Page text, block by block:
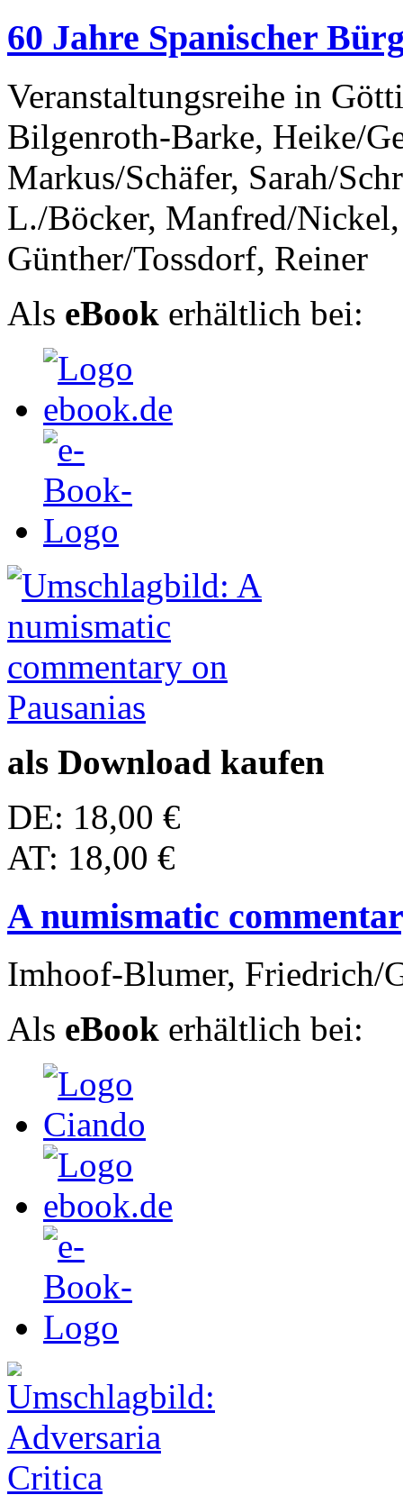
60 Jahre Spanischer
Veranstaltungsreihe in
Bilgenroth-Barke, Heike/
Markus/Schäfer, Sarah/
L./Böcker, Manfred/
Günther/Tossdorf, Reiner
Als eBook erhältlich bei:
als Download kaufen
DE: 18,00 €
AT: 18,00 €
A numismatic
Imhoof-Blumer, Friedrich/
Als eBook erhältlich bei: